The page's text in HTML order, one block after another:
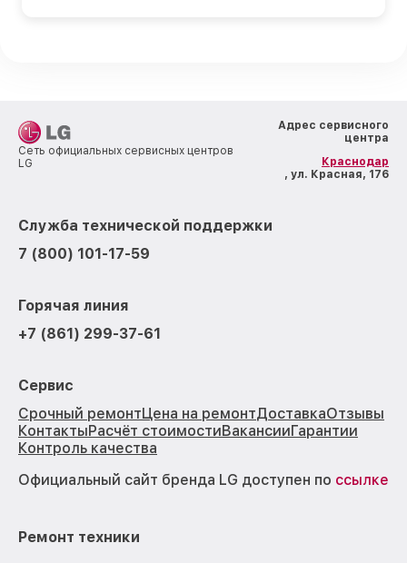
Сеть официальных сервисных центров
LG
Адрес сервисного
центра
Краснодар
, ул. Красная, 176
Служба технической поддержки
7 (800) 101-17-59
Горячая линия
+7 (861) 299-37-61
Сервис
Срочный ремонтЦена на ремонтДоставкаОтзывы
КонтактыРасчёт стоимостиВакансииГарантии
Контроль качества
Официальный сайт бренда LG доступен по ссылке
Ремонт техники